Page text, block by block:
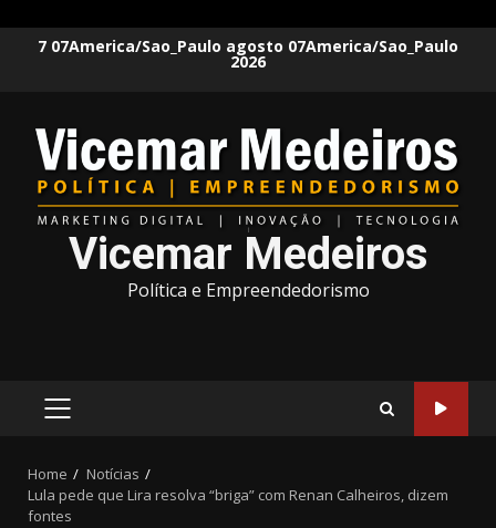
7 07America/Sao_Paulo agosto 07America/Sao_Paulo
2026
Vicemar Medeiros
Política e Empreendedorismo
PRIMARY
Home
Notícias
Lula pede que Lira resolva “briga” com Renan Calheiros, dizem
fontes